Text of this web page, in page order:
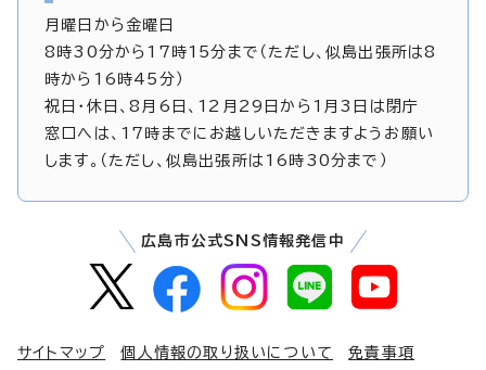
月曜日から金曜日
8時30分から17時15分まで（ただし、似島出張所は8
時から16時45分）
祝日・休日、8月6日、12月29日から1月3日は閉庁
窓口へは、17時までにお越しいただきますようお願い
します。（ただし、似島出張所は16時30分まで）
広島市公式SNS情報発信中
サイトマップ 個人情報の取り扱いについて 免責事項